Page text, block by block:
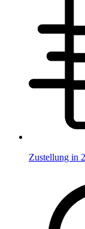
Zustellung in